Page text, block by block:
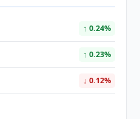
↑ 0.24%
↑ 0.23%
↓ 0.12%